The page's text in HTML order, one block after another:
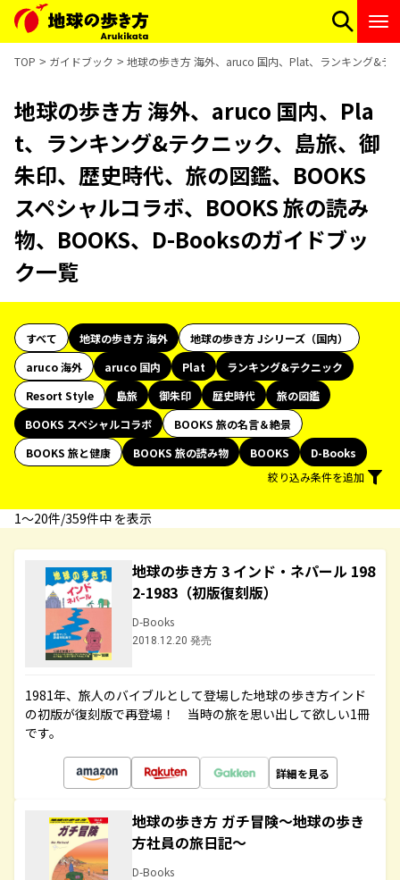
TOP ガイドブック 地球の歩き方 海外、aruco 国内、Plat、ランキング&テ
地球の歩き方 海外、aruco 国内、Pla
t、ランキング&テクニック、島旅、御
朱印、歴史時代、旅の図鑑、BOOKS
スペシャルコラボ、BOOKS 旅の読み
物、BOOKS、D-Booksのガイドブッ
ク一覧
すべて 地球の歩き方 海外
地球の歩き方 Jシリーズ（国内）
aruco 海外
aruco 国内 Plat
ランキング&テクニック
Resort Style
島旅 御朱印 歴史時代
旅の図鑑
BOOKS スペシャルコラボ
BOOKS 旅の名言＆絶景
BOOKS 旅と健康
BOOKS 旅の読み物 BOOKS
D-Books
絞り込み条件を追加
1〜20件/359件中 を表示
地球の歩き方 3 インド・ネパール 198
2-1983（初版復刻版）
D-Books
2018.12.20 発売
1981年、旅人のバイブルとして登場した地球の歩き方インド
の初版が復刻版で再登場！ 当時の旅を思い出して欲しい1冊
です。
詳細を見る
地球の歩き方 ガチ冒険～地球の歩き
方社員の旅日記～
D-Books